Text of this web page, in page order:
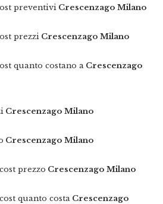
preventivi Crescenzago Milano
prezzi Crescenzago Milano
quanto costano a Crescenzago
Crescenzago Milano
Crescenzago Milano
prezzo Crescenzago Milano
quanto costa Crescenzago